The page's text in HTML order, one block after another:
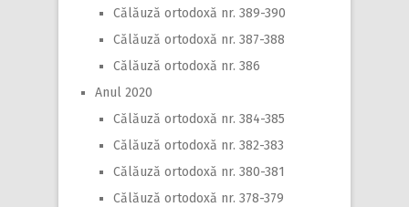
Călăuză ortodoxă nr. 389-390
Călăuză ortodoxă nr. 387-388
Călăuză ortodoxă nr. 386
Anul 2020
Călăuză ortodoxă nr. 384-385
Călăuză ortodoxă nr. 382-383
Călăuză ortodoxă nr. 380-381
Călăuză ortodoxă nr. 378-379